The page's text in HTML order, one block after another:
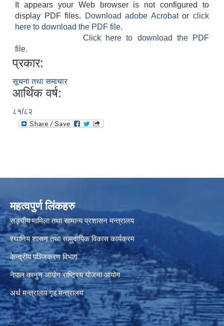
It appears your Web browser is not configured to
display PDF files.
Download adobe Acrobatorclick
here to download the PDF file.
Click here to download the PDF
file.
प्रकार:
सूचना तथा समाचार
आर्थिक वर्ष:
८१/८२
महत्वपुर्ण लिंकहरु
सङ्घीय मामिला तथा सामान्य प्रशासन मन्त्रालय
स्थानिय शासन तथा सामुदायिक विकास कार्यक्रम
केन्द्रीय पञ्जिकरण विभाग
नेपाल कानुन आयोग राष्ट्रिय योजना आयोग
अर्थ मन्त्रालय गृह मन्त्रालय